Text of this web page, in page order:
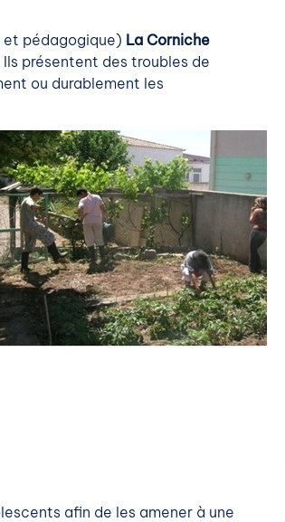
pédagogique) La Corniche
présentent des troubles de
ou durablement les
afin de les amener à une